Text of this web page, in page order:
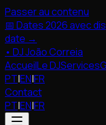
Passer au contenu
📅 Dates 2026 avec
date →
• DJ João Correia
AccueilLe DJServices
PT|EN|FR
Contact
PT|EN|FR